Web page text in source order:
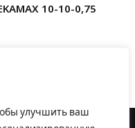
улучшить ваш
10-10-0,75